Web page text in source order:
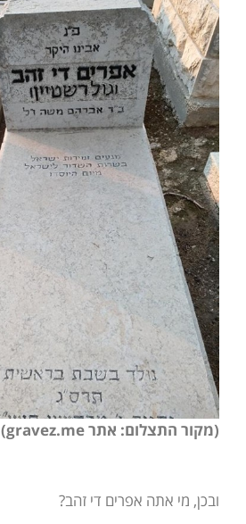
(מקור התצלום: אתרgravez.me
)
ובכן, מי אתה אפרים די זהב?